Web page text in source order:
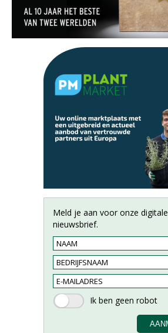
Meld je aan voor onze digitale
nieuwsbrief.